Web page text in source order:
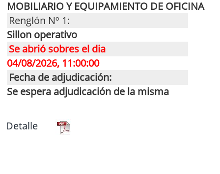
MOBILIARIO Y EQUIPAMIENTO DE OFICINA
Renglón Nº 1:
Sillon operativo
Se abrió sobres el dia
04/08/2026, 11:00:00
Fecha de adjudicación:
Se espera adjudicación de la misma
Detalle